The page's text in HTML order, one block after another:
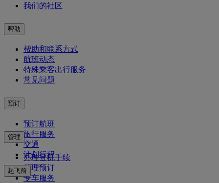
我们的社区
帮助
帮助和联系方式
航班动态
特殊乘客出行服务
常见问题
预订
预订航班
旅行服务
交通
计划行程
管理
办理登机手续
管理预订
专车服务
起飞前